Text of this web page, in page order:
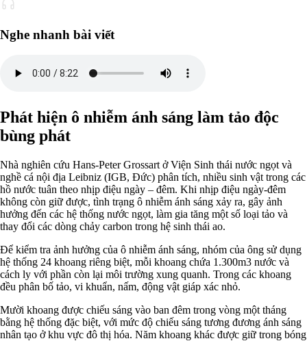
Nghe nhanh bài viết
Phát hiện ô nhiễm ánh sáng làm tảo độc
bùng phát
Nhà nghiên cứu Hans-Peter Grossart ở Viện Sinh thái nước ngọt và
nghề cá nội địa Leibniz (IGB, Đức) phân tích, nhiều sinh vật trong các
hồ nước tuân theo nhịp điệu ngày – đêm. Khi nhịp điệu ngày-đêm
không còn giữ được, tình trạng ô nhiễm ánh sáng xảy ra, gây ảnh
hưởng đến các hệ thống nước ngọt, làm gia tăng một số loại tảo và
thay đổi các dòng chảy carbon trong hệ sinh thái ao.
Để kiểm tra ảnh hưởng của ô nhiễm ánh sáng, nhóm của ông sử dụng
hệ thống 24 khoang riêng biệt, mỗi khoang chứa 1.300m3 nước và
cách ly với phần còn lại môi trường xung quanh. Trong các khoang
đều phân bố tảo, vi khuẩn, nấm, động vật giáp xác nhỏ.
Mười khoang được chiếu sáng vào ban đêm trong vòng một tháng
bằng hệ thống đặc biệt, với mức độ chiếu sáng tương đương ánh sáng
nhân tạo ở khu vực đô thị hóa. Năm khoang khác được giữ trong bóng